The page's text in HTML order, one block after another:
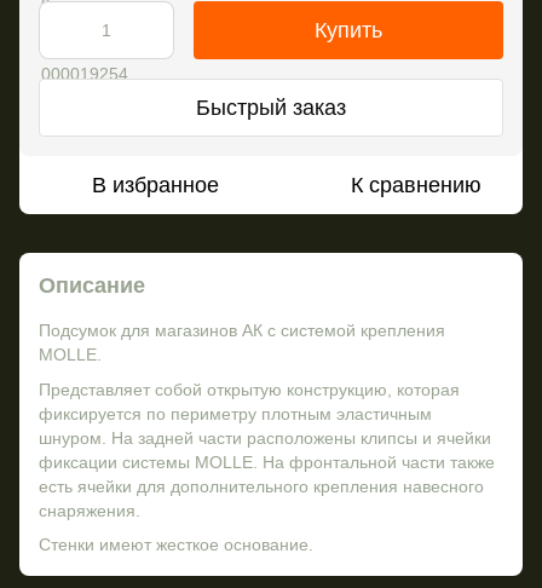
Купить
Быстрый заказ
В избранное К сравнению
Описание
Подсумок для магазинов АК с системой крепления
MOLLE.
Представляет собой открытую конструкцию, которая
фиксируется по периметру плотным эластичным
шнуром. На задней части расположены клипсы и ячейки
фиксации системы MOLLE. На фронтальной части также
есть ячейки для дополнительного крепления навесного
снаряжения.
Стенки имеют жесткое основание.